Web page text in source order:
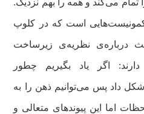
تمام می‌کند و همه را بهم نزدیک.
است که در کلوپ
درباره‌ی نظریه‌ی زیرساخت
ماتریالیست/Infra-Materialist دارند: اگر یاد بگیریم چطور
داد پس می‌توانیم ذهن را به
اما این پیوندهای متعالی و